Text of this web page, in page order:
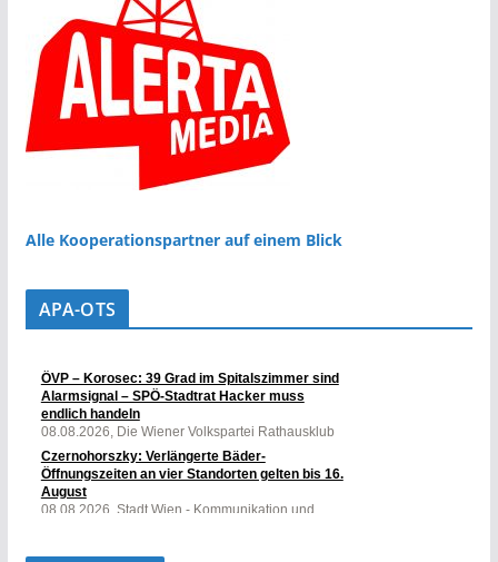
Alle Kooperationspartner auf einem Blick
APA-OTS